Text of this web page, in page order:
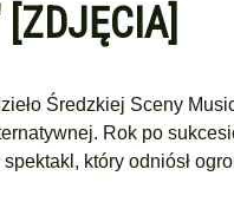
Średzkiej Sceny
Rok po
który odniósł